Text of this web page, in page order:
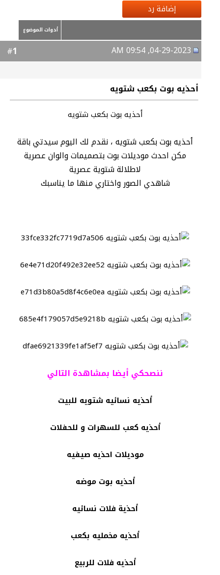
إضافة رد
أدوات الموضوع
1
أحذيه بوت بكعب شتويه
أحذيه بوت بكعب شتويه
أحذيه بوت بكعب شتويه ، نقدم لك اليوم سيدتي باقة
مكن احدث موديلات بوت بتصميمات والوان عصرية
لاطلالة شتوية عصرية
شاهدي الصور واختاري منها ما يناسبك
ننصحكي أيضا بمشاهدة التالي
أحذيه نسائيه شتويه للبيت
أحذيه كعب للسهرات و للحفلات
موديلات احذيه صيفيه
أحذيه بوت موضه
أحذية فلات نسائيه
أحذيه مخمليه بكعب
أحذيه فلات للربيع